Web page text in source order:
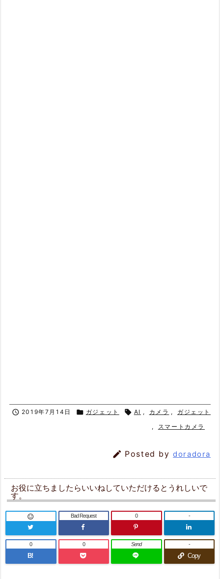
 2019年7月14日  ガジェット  AI , カメラ ,
ガジェット
,
スマートカメラ
 Posted bydoradora
お役に立ちましたらいいねしていただけるとうれしいで
す。
 Bad Request 0 -
B!
0 0 Send
Copy
-